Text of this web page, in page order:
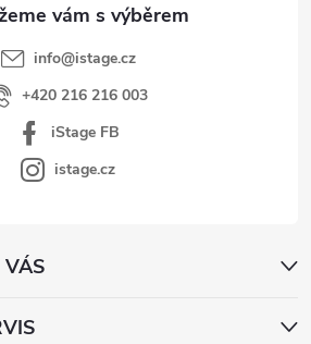
info@istage.cz
+420 216 216 003
iStage FB
istage.cz
VÁS